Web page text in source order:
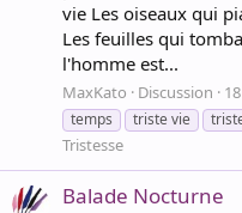
vie Les oiseaux qui
Les feuilles qui
l'homme est...
MaxKato Discussion
temps
triste vie
Tristesse
Balade Nocturne